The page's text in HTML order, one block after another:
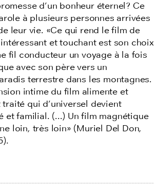
d’un bonheur éternel? Ce
à plusieurs personnes arrivées
leur vie. «Ce qui rend le film de
et touchant est son choix
fil conducteur un voyage à la fois
avec son père vers un
terrestre dans les montagnes.
intime du film alimente et
qui d’universel devient
et familial. (...) Un film magnétique
loin, très loin» (Muriel Del Don,